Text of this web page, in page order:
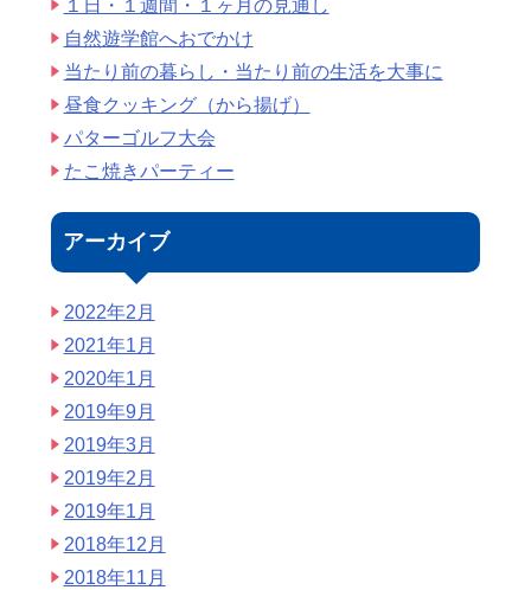
１日・１週間・１ヶ月の見通し
自然遊学館へおでかけ
当たり前の暮らし・当たり前の生活を大事に
昼食クッキング（から揚げ）
パターゴルフ大会
たこ焼きパーティー
アーカイブ
2022年2月
2021年1月
2020年1月
2019年9月
2019年3月
2019年2月
2019年1月
2018年12月
2018年11月